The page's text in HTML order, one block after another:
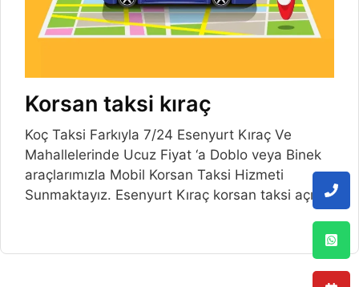
Korsan taksi kıraç
Koç Taksi Farkıyla 7/24 Esenyurt Kıraç Ve
Mahallelerinde Ucuz Fiyat ‘a Doblo veya Binek
araçlarımızla Mobil Korsan Taksi Hizmeti
Sunmaktayız. Esenyurt Kıraç korsan taksi açılış